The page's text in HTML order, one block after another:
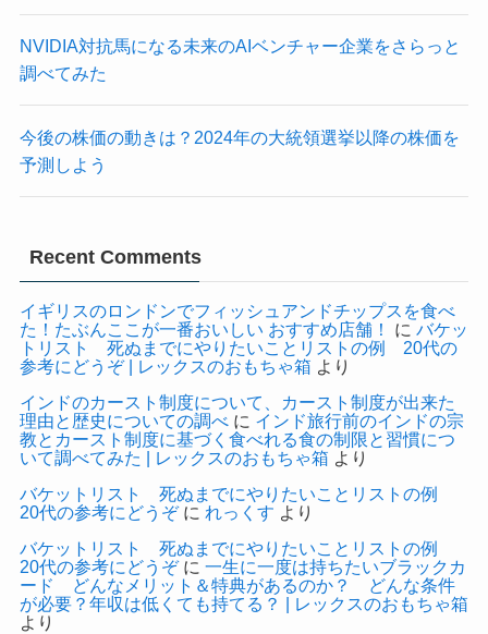
NVIDIA対抗馬になる未来のAIベンチャー企業をさらっと
調べてみた
今後の株価の動きは？2024年の大統領選挙以降の株価を
予測しよう
Recent Comments
イギリスのロンドンでフィッシュアンドチップスを食べ
た！たぶんここが一番おいしい おすすめ店舗！
に バケッ
トリスト 死ぬまでにやりたいことリストの例 20代の
参考にどうぞ | レックスのおもちゃ箱 より
インドのカースト制度について、カースト制度が出来た
理由と歴史についての調べに インド旅行前のインドの宗
教とカースト制度に基づく食べれる食の制限と習慣につ
いて調べてみた | レックスのおもちゃ箱 より
バケットリスト 死ぬまでにやりたいことリストの例
20代の参考にどうぞに れっくす より
バケットリスト 死ぬまでにやりたいことリストの例
20代の参考にどうぞに 一生に一度は持ちたいブラックカ
ード どんなメリット＆特典があるのか？ どんな条件
が必要？年収は低くても持てる？ | レックスのおもちゃ箱
より